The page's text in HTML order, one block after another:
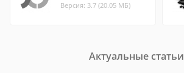
Версия: 3.7 (20.05 МБ)
Актуальные статьи